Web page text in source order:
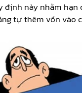
này nhằm hạn
tự thêm vốn vào